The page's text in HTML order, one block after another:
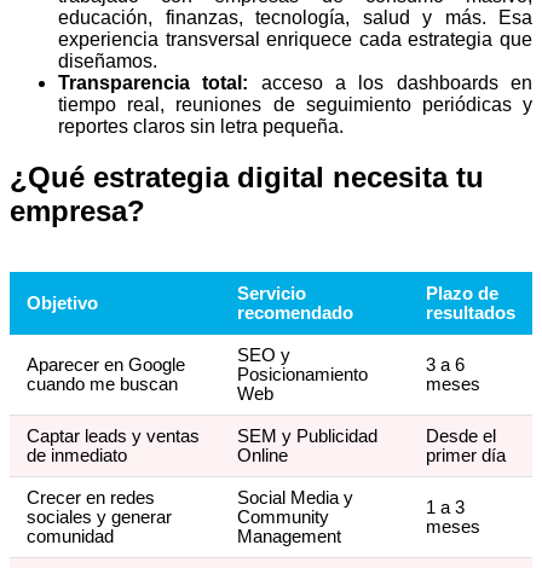
educación, finanzas, tecnología, salud y más. Esa
experiencia transversal enriquece cada estrategia que
diseñamos.
Transparencia total: acceso a los dashboards en
tiempo real, reuniones de seguimiento periódicas y
reportes claros sin letra pequeña.
¿Qué estrategia digital necesita tu
empresa?
Objetivo
Servicio
recomendado
Plazo de
resultados
Aparecer en Google
cuando me buscan
SEO y
Posicionamiento
Web
3 a 6
meses
Captar leads y ventas
de inmediato
SEM y Publicidad
Online
Desde el
primer día
Crecer en redes
sociales y generar
comunidad
Social Media y
Community
Management
1 a 3
meses